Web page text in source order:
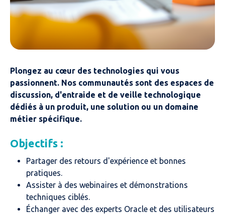
Plongez au cœur des technologies qui vous
passionnent. Nos communautés sont des espaces de
discussion, d'entraide et de veille technologique
dédiés à un produit, une solution ou un domaine
métier spécifique.
Objectifs :
Partager des retours d'expérience et bonnes
pratiques.
Assister à des webinaires et démonstrations
techniques ciblés.
Échanger avec des experts Oracle et des utilisateurs